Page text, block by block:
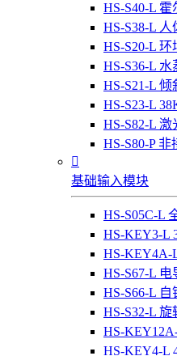
HS-S40-L
HS-S38-L
HS-S20-L
HS-S36-L
HS-S21-L
HS-S23-L
HS-S82-L
HS-S80-P

基础输入模块
HS-S05C-L
HS-KEY3-L
HS-KEY4A-
HS-S67-L
HS-S66-L
HS-S32-L
HS-
HS-KEY4-L